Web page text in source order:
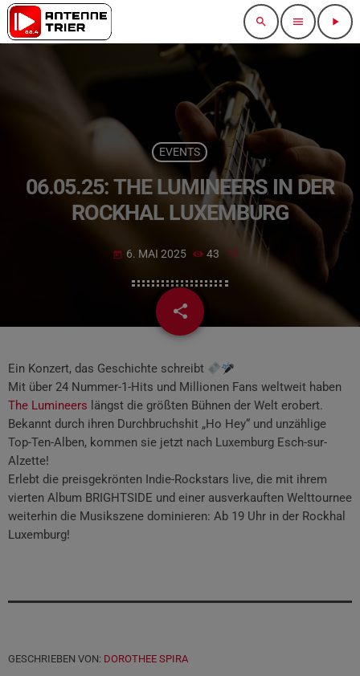
search menu play_arrow
EVENTS
06.05.25: THE LUMINEERS IN DER
ROCKHAL LUXEMBURG
today 6. MAI 2025 43
share
email
Ein Konzert, das Geschichte schreibt
Mit über 24 Nummer-1-Hits und Millionen Fans weltweit haben
The Lumineers längst die größten Bühnen der Welt erobert.
Bekannt durch ihren Durchbruchshit „Ho Hey“ und unzählige
Top-Ten-Alben, kommen sie jetzt nach Luxemburg Esch-sur-
Alzette!
Erlebt die preisgekrönten Indie-Rockstars live, die mit ihrem
vierten Album BRIGHTSIDE und einer ausverkauften Welttournee
weiterhin die Musikszene dominieren: Ab 19 Uhr in der Rockhal
Luxemburg!
GESCHRIEBEN VON: DOROTHEE SPIRA